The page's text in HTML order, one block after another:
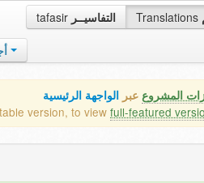
tafasir التفاسيــر Translations
المشروع عبر الواجهة الرئيسية
version, to view full-featured